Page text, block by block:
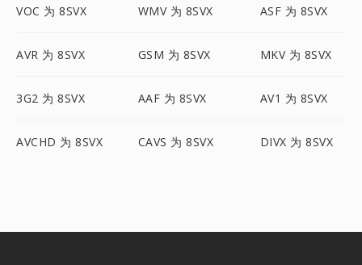
VOC 为 8SVX WMV 为 8SVX ASF 为 8SVX
AVR 为 8SVX GSM 为 8SVX MKV 为 8SVX
3G2 为 8SVX AAF 为 8SVX AV1 为 8SVX
AVCHD 为 8SVX CAVS 为 8SVX DIVX 为 8SVX